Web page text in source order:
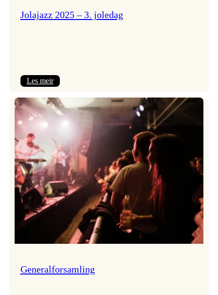
Jolajazz 2025 – 3. joledag
Les meir:
2025
–
joledag
Generalforsamling